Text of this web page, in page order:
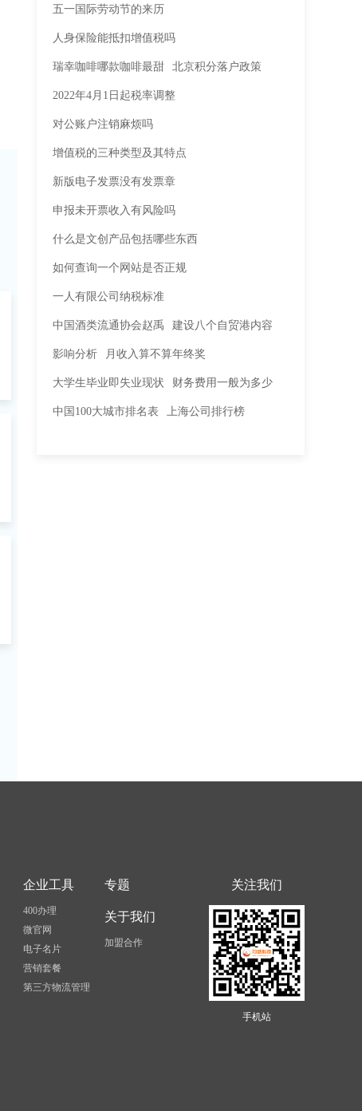
五一国际劳动节的来历
人身保险能抵扣增值税吗
瑞幸咖啡哪款咖啡最甜 北京积分落户政策
2022年4月1日起税率调整
对公账户注销麻烦吗
增值税的三种类型及其特点
新版电子发票没有发票章
申报未开票收入有风险吗
什么是文创产品包括哪些东西
如何查询一个网站是否正规
一人有限公司纳税标准
中国酒类流通协会赵禹 建设八个自贸港内容
影响分析 月收入算不算年终奖
大学生毕业即失业现状 财务费用一般为多少
中国100大城市排名表 上海公司排行榜
企业工具
400办理
微官网
电子名片
营销套餐
第三方物流管理
专题
关于我们
加盟合作
关注我们
手机站